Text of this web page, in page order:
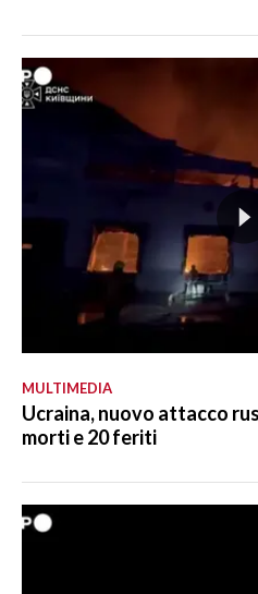
MULTIMEDIA
Ucraina, nuovo attacco
morti e 20 feriti